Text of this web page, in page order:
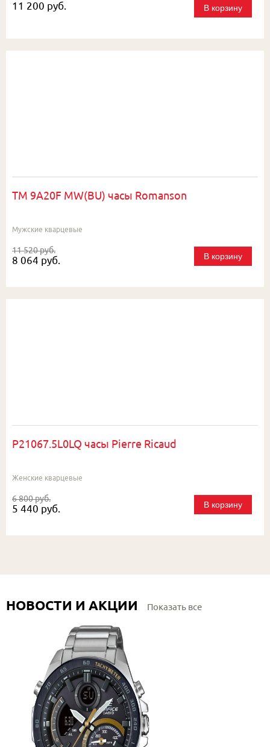
11 200 руб. В корзину
TM 9A20F MW(BU) часы Romanson
Мужские кварцевые
11 520 руб.
8 064 руб. В корзину
P21067.5L0LQ часы Pierre Ricaud
Женские кварцевые
6 800 руб.
5 440 руб. В корзину
НОВОСТИ И АКЦИИ Показать все